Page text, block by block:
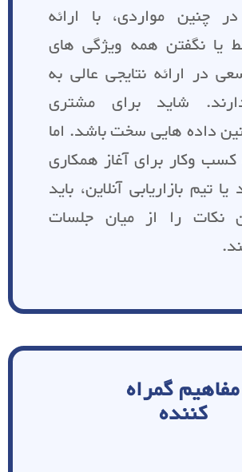
چنین مواردی، با ارائه
یا نگفتن همه ویژگی های
در ارائه نتایجی عالی به
شاید برای مشتری
داده هایی سخت باشد. اما
وکار برای آغاز همکاری
تیم بازاریابی آنلاین، باید
نکات را از میان جلسات
مفاهیم گمراه
کننده